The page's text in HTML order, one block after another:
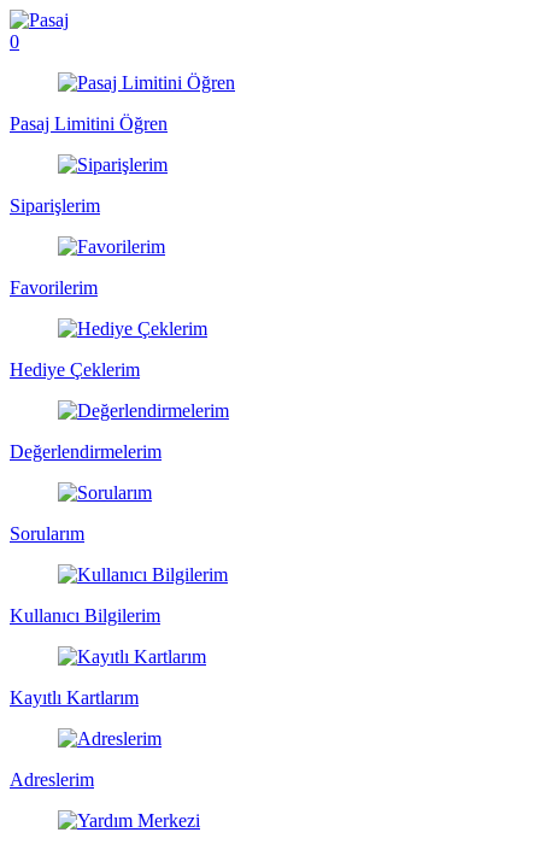
0
Pasaj Limitini Öğren
Siparişlerim
Favorilerim
Hediye Çeklerim
Değerlendirmelerim
Sorularım
Kullanıcı Bilgilerim
Kayıtlı Kartlarım
Adreslerim